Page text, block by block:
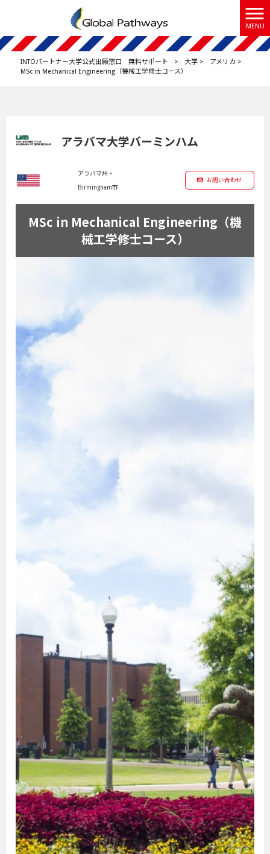
MENU
INTOパートナー大学公式出願窓口 無料サポート > 大学 > アメリカ >
MSc in Mechanical Engineering（機械工学修士コース）
アラバマ大学バーミンハム
アラバマ州・
Birmingham市
お問い合わせ
MSc in Mechanical Engineering（機
械工学修士コース）